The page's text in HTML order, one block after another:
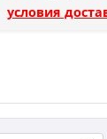
условия